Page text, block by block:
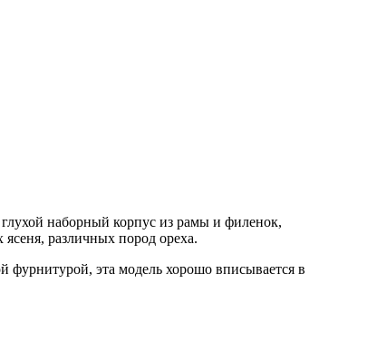
наборный корпус из рамы и филенок,
различных пород ореха.
фурнитурой, эта модель хорошо вписывается в